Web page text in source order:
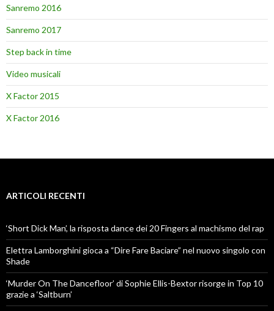
Sanremo 2016
Sanremo 2017
Step back in time
Video musicali
X Factor 2015
X Factor 2016
ARTICOLI RECENTI
‘Short Dick Man’, la risposta dance dei 20 Fingers al machismo del rap
Elettra Lamborghini gioca a “Dire Fare Baciare” nel nuovo singolo con
Shade
‘Murder On The Dancefloor’ di Sophie Ellis-Bextor risorge in Top 10
grazie a ‘Saltburn’